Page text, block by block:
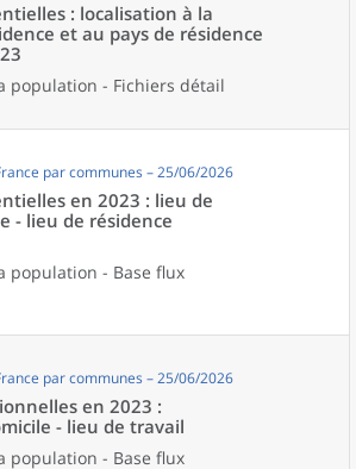
: localisation à la
et au pays de résidence
population - Fichiers détail
par communes – 25/06/2026
en 2023 : lieu de
- lieu de résidence
population - Base flux
par communes – 25/06/2026
en 2023 :
- lieu de travail
population - Base flux